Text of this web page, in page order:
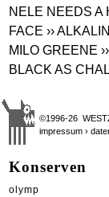
NELE NEEDS A
FACE ››
MILO GREENE
BLACK AS
©1996-26
impressum ›
Konserven
olymp